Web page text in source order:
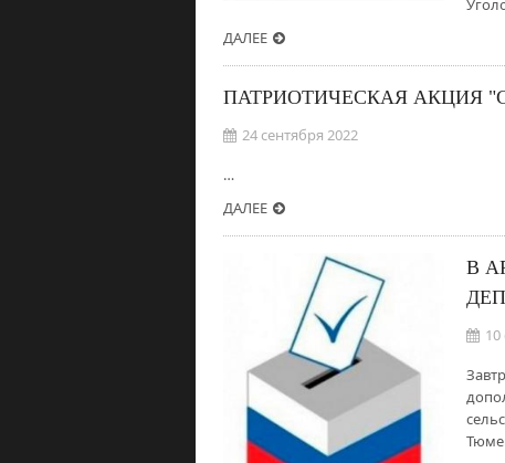
ДАЛЕЕ
ПАТРИОТИЧЕСКАЯ АКЦИЯ
24 сентября 2022
…
ДАЛЕЕ
В
10